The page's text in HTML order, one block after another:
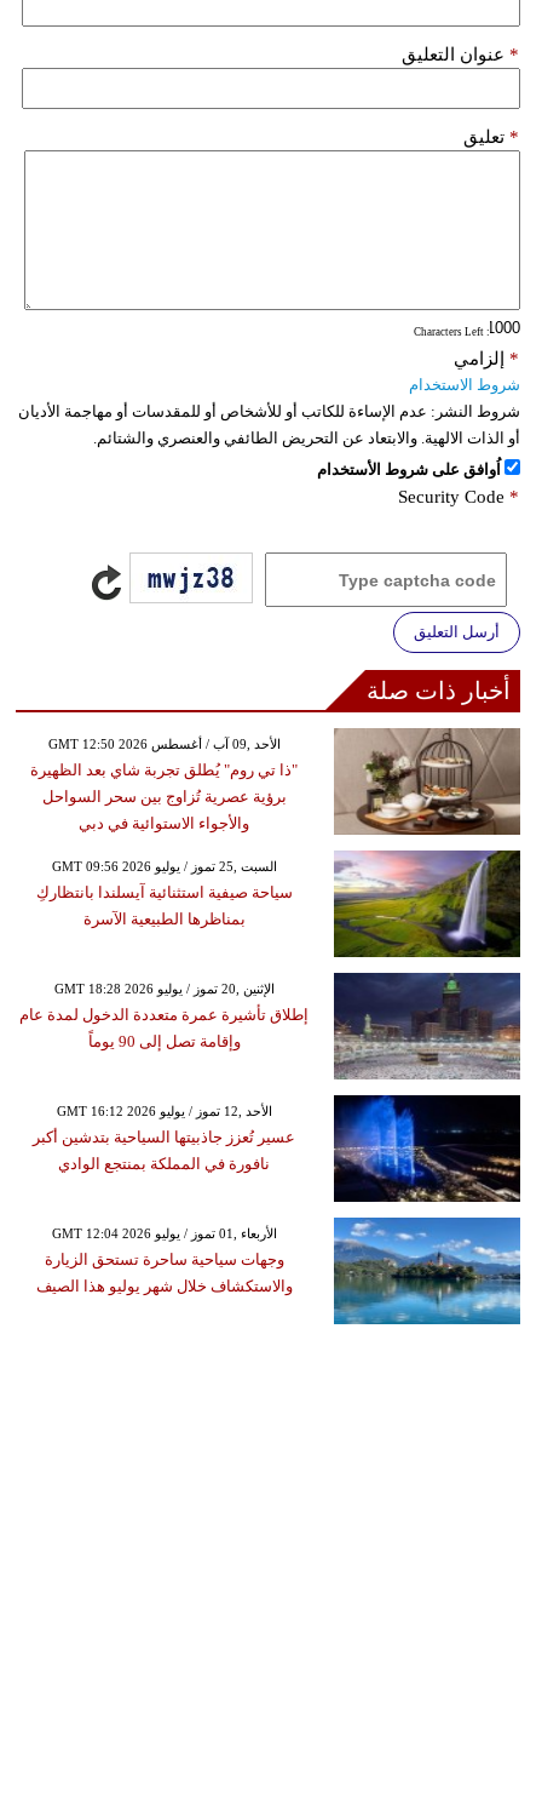
عنوان التعليق *
تعليق *
: Characters Left
إلزامي *
شروط الاستخدام
شروط النشر: عدم الإساءة للكاتب أو للأشخاص أو للمقدسات أو مهاجمة الأديان
أو الذات الالهية. والابتعاد عن التحريض الطائفي والعنصري والشتائم.
اُوافق على شروط الأستخدام
Security Code *
أرسل التعليق
أخبار ذات صلة
GMT 12:50 2026 الأحد ,09 آب / أغسطس
"ذا تي روم" يُطلق تجربة شاي بعد الظهيرة
برؤية عصرية تُزاوج بين سحر السواحل
والأجواء الاستوائية في دبي
GMT 09:56 2026 السبت ,25 تموز / يوليو
سياحة صيفية استثنائية آيسلندا بانتظاركِ
بمناظرها الطبيعية الآسرة
GMT 18:28 2026 الإثنين ,20 تموز / يوليو
إطلاق تأشيرة عمرة متعددة الدخول لمدة عام
وإقامة تصل إلى 90 يوماً
GMT 16:12 2026 الأحد ,12 تموز / يوليو
عسير تُعزز جاذبيتها السياحية بتدشين أكبر
نافورة في المملكة بمنتجع الوادي
GMT 12:04 2026 الأربعاء ,01 تموز / يوليو
وجهات سياحية ساحرة تستحق الزيارة
والاستكشاف خلال شهر يوليو هذا الصيف